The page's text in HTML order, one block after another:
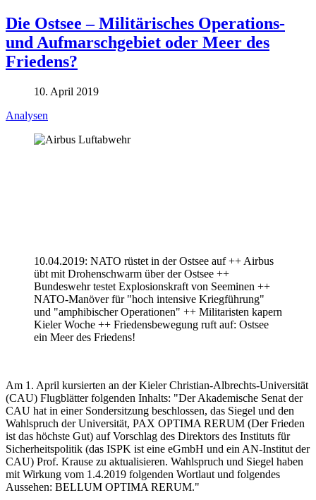
Die Ostsee – Militärisches Operations-
und Aufmarschgebiet oder Meer des
Friedens?
10. April 2019
Analysen
10.04.2019: NATO rüstet in der Ostsee auf ++ Airbus
übt mit Drohenschwarm über der Ostsee ++
Bundeswehr testet Explosionskraft von Seeminen ++
NATO-Manöver für "hoch intensive Kriegführung"
und "amphibischer Operationen" ++ Militaristen kapern
Kieler Woche ++ Friedensbewegung ruft auf: Ostsee
ein Meer des Friedens!
Am 1. April kursierten an der Kieler Christian-Albrechts-Universität
(CAU) Flugblätter folgenden Inhalts: "Der Akademische Senat der
CAU hat in einer Sondersitzung beschlossen, das Siegel und den
Wahlspruch der Universität, PAX OPTIMA RERUM (Der Frieden
ist das höchste Gut) auf Vorschlag des Direktors des Instituts für
Sicherheitspolitik (das ISPK ist eine eGmbH und ein AN-Institut der
CAU) Prof. Krause zu aktualisieren. Wahlspruch und Siegel haben
mit Wirkung vom 1.4.2019 folgenden Wortlaut und folgendes
Aussehen: BELLUM OPTIMA RERUM."